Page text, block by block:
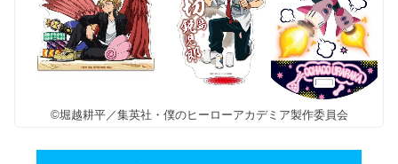
©堀越耕平／集英社・僕のヒーローアカデミア製作委員会